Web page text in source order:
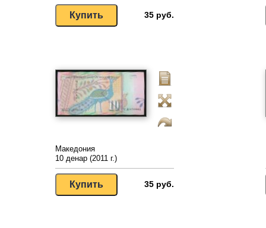
35 руб.
Македония
10 денар (2011 г.)
35 руб.